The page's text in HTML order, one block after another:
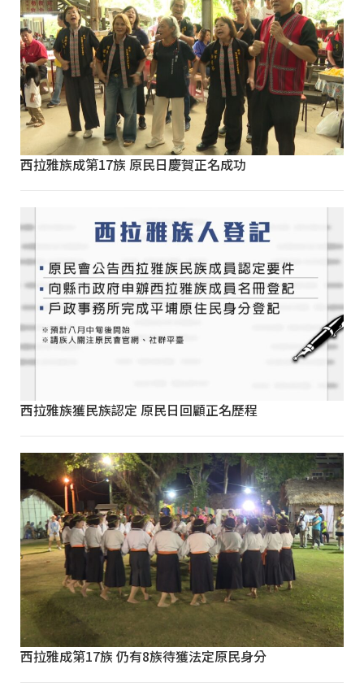
西拉雅族成第17族 原民日慶賀正名成功
西拉雅族獲民族認定 原民日回顧正名歷程
西拉雅成第17族 仍有8族待獲法定原民身分